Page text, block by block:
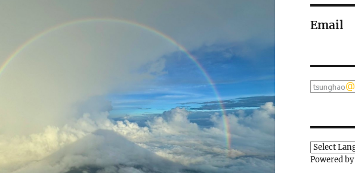
Email
Powered by